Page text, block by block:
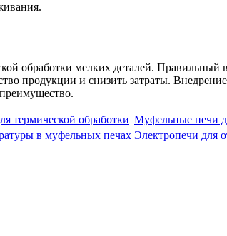
обработки мелких деталей.
продукции и снизить затраты.
термической обработки Муфельные печи
в муфельных печах Электропечи для